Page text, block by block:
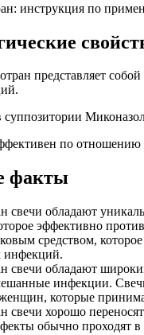
инструкция по
представляет
по отношению
факты
свечи обладают
эффективно
средством,
инфекций.
свечи обладают
инфекции.
которые
свечи хорошо
обычно проходят в